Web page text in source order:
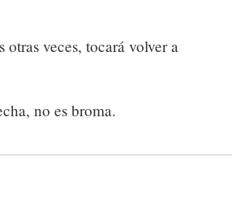
veces, tocará volver a
no es broma.